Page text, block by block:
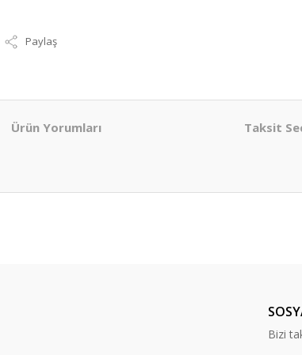
Paylaş
Ürün Yorumları Taksit
Bizi